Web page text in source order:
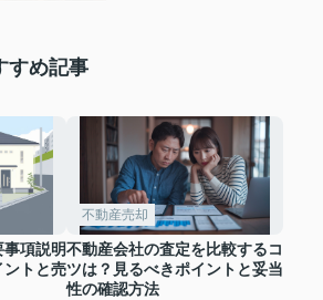
すめ記事
項説明
ントと売
不動産売却
不動産会社の査定を比較するコ
ツは？見るべきポイントと妥当
性の確認方法